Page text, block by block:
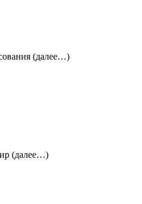
(далее…)
(далее…)